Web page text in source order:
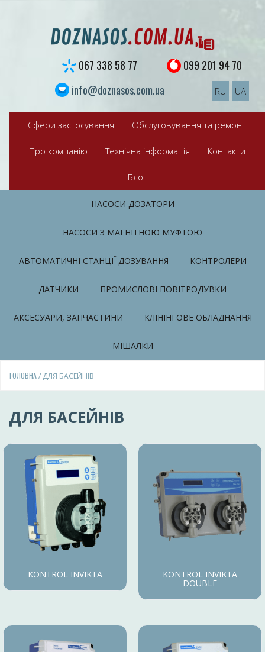
067 338 58 77
099 201 94 70
info@doznasos.com.ua
RU UA
Сфери застосування Обслуговування та ремонт
Про компанію Технічна інформація Контакти
Блог
НАСОСИ ДОЗАТОРИ
НАСОСИ З МАГНІТНОЮ МУФТОЮ
АВТОМАТИЧНІ СТАНЦІЇ ДОЗУВАННЯ КОНТРОЛЕРИ
ДАТЧИКИ ПРОМИСЛОВІ ПОВІТРОДУВКИ
АКСЕСУАРИ, ЗАПЧАСТИНИ КЛІНІНГОВЕ ОБЛАДНАННЯ
МІШАЛКИ
ГОЛОВНА/ ДЛЯ БАСЕЙНІВ
ДЛЯ БАСЕЙНІВ
KONTROL INVIKTA KONTROL INVIKTA
DOUBLE